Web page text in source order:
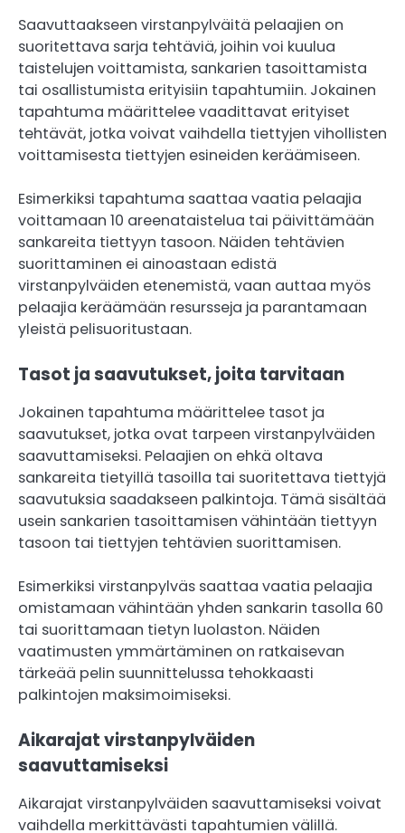
Saavuttaakseen virstanpylväitä pelaajien on
suoritettava sarja tehtäviä, joihin voi kuulua
taistelujen voittamista, sankarien tasoittamista
tai osallistumista erityisiin tapahtumiin. Jokainen
tapahtuma määrittelee vaadittavat erityiset
tehtävät, jotka voivat vaihdella tiettyjen vihollisten
voittamisesta tiettyjen esineiden keräämiseen.
Esimerkiksi tapahtuma saattaa vaatia pelaajia
voittamaan 10 areenataistelua tai päivittämään
sankareita tiettyyn tasoon. Näiden tehtävien
suorittaminen ei ainoastaan edistä
virstanpylväiden etenemistä, vaan auttaa myös
pelaajia keräämään resursseja ja parantamaan
yleistä pelisuoritustaan.
Tasot ja saavutukset, joita tarvitaan
Jokainen tapahtuma määrittelee tasot ja
saavutukset, jotka ovat tarpeen virstanpylväiden
saavuttamiseksi. Pelaajien on ehkä oltava
sankareita tietyillä tasoilla tai suoritettava tiettyjä
saavutuksia saadakseen palkintoja. Tämä sisältää
usein sankarien tasoittamisen vähintään tiettyyn
tasoon tai tiettyjen tehtävien suorittamisen.
Esimerkiksi virstanpylväs saattaa vaatia pelaajia
omistamaan vähintään yhden sankarin tasolla 60
tai suorittamaan tietyn luolaston. Näiden
vaatimusten ymmärtäminen on ratkaisevan
tärkeää pelin suunnittelussa tehokkaasti
palkintojen maksimoimiseksi.
Aikarajat virstanpylväiden
saavuttamiseksi
Aikarajat virstanpylväiden saavuttamiseksi voivat
vaihdella merkittävästi tapahtumien välillä.